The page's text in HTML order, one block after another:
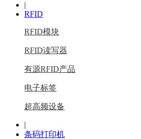
|
RFID
RFID模块
RFID读写器
有源RFID产品
电子标签
超高频设备
|
条码打印机